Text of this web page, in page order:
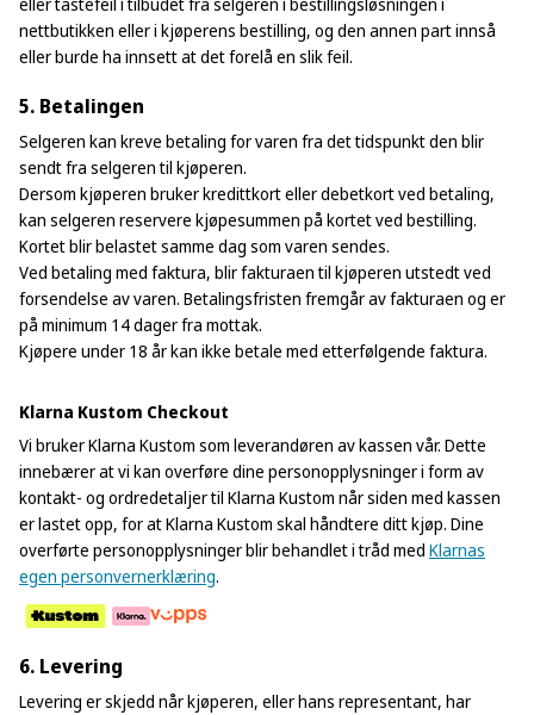
nettbutikken eller i kjøperens bestilling, og den annen part innså
eller burde ha innsett at det forelå en slik feil.
5. Betalingen
Selgeren kan kreve betaling for varen fra det tidspunkt den blir
sendt fra selgeren til kjøperen.
Dersom kjøperen bruker kredittkort eller debetkort ved betaling,
kan selgeren reservere kjøpesummen på kortet ved bestilling.
Kortet blir belastet samme dag som varen sendes.
Ved betaling med faktura, blir fakturaen til kjøperen utstedt ved
forsendelse av varen. Betalingsfristen fremgår av fakturaen og er
på minimum 14 dager fra mottak.
Kjøpere under 18 år kan ikke betale med etterfølgende faktura.
Klarna Kustom Checkout
Vi bruker Klarna Kustom som leverandøren av kassen vår. Dette
innebærer at vi kan overføre dine personopplysninger i form av
kontakt- og ordredetaljer til Klarna Kustom når siden med kassen
er lastet opp, for at Klarna Kustom skal håndtere ditt kjøp. Dine
overførte personopplysninger blir behandlet i tråd med Klarnas
egen personvernerklæring.
6. Levering
Levering er skjedd når kjøperen, eller hans representant, har